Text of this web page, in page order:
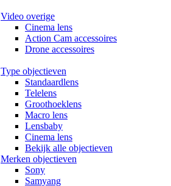
Video overige
Cinema lens
Action Cam accessoires
Drone accessoires
Type objectieven
Standaardlens
Telelens
Groothoeklens
Macro lens
Lensbaby
Cinema lens
Bekijk alle objectieven
Merken objectieven
Sony
Samyang